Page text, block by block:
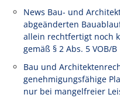
News Bau- und
abgeänderten
allein rechtfertigt noch
gemäß § 2 Abs. 5 VOB/B
Bau und
genehmigungsfähige
nur bei mangelfreier